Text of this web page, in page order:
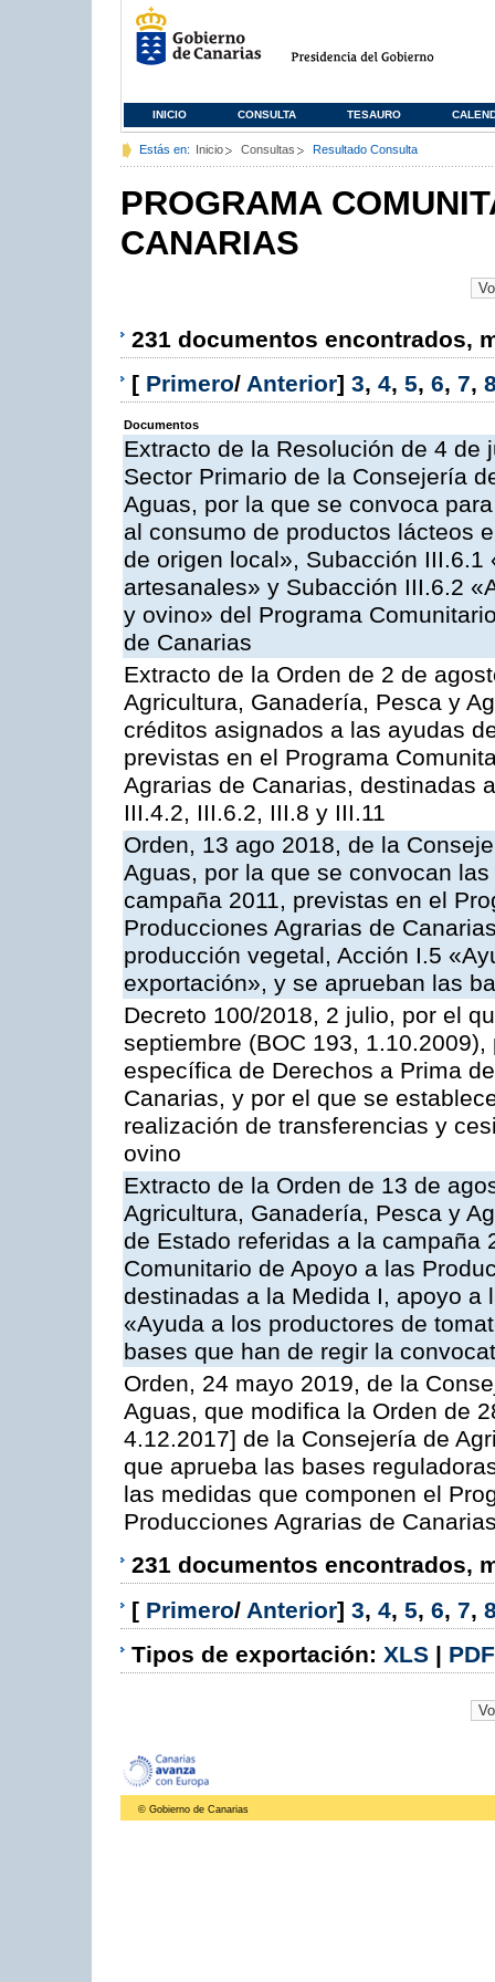
INICIO CONSULTA TESAURO
Estás en: Inicio Consultas Resultado Consulta
PROGRAMA
CANARIAS
231 documentos encontrados,
[ Primero/ Anterior] 3, 4, 5, 6, 7,
Documentos
Extracto de la Resolución de 4
Sector Primario de la Consejería
Aguas, por la que se convoca
al consumo de productos lácteos
de origen local», Subacción
artesanales» y Subacción III.6.2
y ovino» del Programa
de Canarias
Extracto de la Orden de 2 de
Agricultura, Ganadería, Pesca y
créditos asignados a las ayudas
previstas en el Programa
Agrarias de Canarias, destinadas
III.4.2, III.6.2, III.8 y III.11
Orden, 13 ago 2018, de la
Aguas, por la que se convocan
campaña 2011, previstas en el
Producciones Agrarias de
producción vegetal, Acción I.5
exportación», y se aprueban las
Decreto 100/2018, 2 julio, por el
septiembre (BOC 193,
específica de Derechos a Prima
Canarias, y por el que se
realización de transferencias y
ovino
Extracto de la Orden de 13 de
Agricultura, Ganadería, Pesca y
de Estado referidas a la campaña
Comunitario de Apoyo a las
destinadas a la Medida I, apoyo a
«Ayuda a los productores de
bases que han de regir la
Orden, 24 mayo 2019, de la
Aguas, que modifica la Orden de
4.12.2017] de la Consejería de
que aprueba las bases
las medidas que componen el
Producciones Agrarias de
231 documentos encontrados,
[ Primero/ Anterior] 3, 4, 5, 6, 7,
Tipos de exportación: XLS | PDF
© Gobierno de Canarias